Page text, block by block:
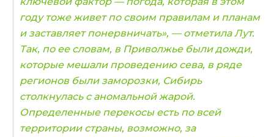
году тоже живет по своим правилам и планам
и заставляет понервничать», — отметила Лут.
Так, по ее словам, в Приволжье были дожди,
которые мешали проведению сева, в ряде
регионов были заморозки, Сибирь
столкнулась с аномальной жарой.
Определенные перекосы есть по всей
территории страны, возможно, за